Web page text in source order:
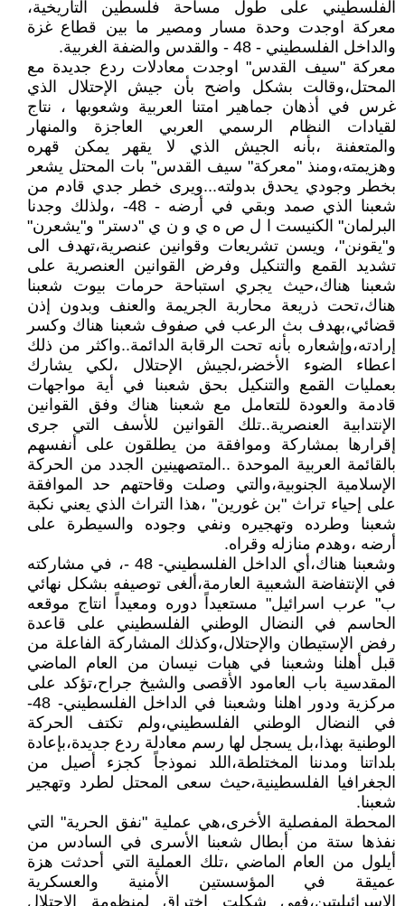
الفلسطيني على طول مساحة فلسطين التاريخية،
معركة اوجدت وحدة مسار ومصير ما بين قطاع غزة
والداخل الفلسطيني - 48 - والقدس والضفة الغربية.
معركة "سيف القدس" اوجدت معادلات ردع جديدة مع
المحتل،وقالت بشكل واضح بأن جيش الإحتلال الذي
غرس في أذهان جماهير امتنا العربية وشعوبها ، نتاج
لقيادات النظام الرسمي العربي العاجزة والمنهار
والمتعفنة ،بأنه الجيش الذي لا يقهر يمكن قهره
وهزيمته،ومنذ "معركة" سيف القدس" بات المحتل يشعر
بخطر وجودي يحدق بدولته...ويرى خطر جدي قادم من
شعبنا الذي صمد وبقي في أرضه - 48- ،ولذلك وجدنا
البرلمان" الكنيست ا ل ص ه ي و ن ي "دستر" و"يشعرن"
و"يقونن"، ويسن تشريعات وقوانين عنصرية،تهدف الى
تشديد القمع والتنكيل وفرض القوانين العنصرية على
شعبنا هناك،حيث يجري استباحة حرمات بيوت شعبنا
هناك،تحت ذريعة محاربة الجريمة والعنف وبدون إذن
قضائي،بهدف بث الرعب في صفوف شعبنا هناك وكسر
إرادته،وإشعاره بأنه تحت الرقابة الدائمة..واكثر من ذلك
اعطاء الضوء الأخضر،لجيش الإحتلال ،لكي يشارك
بعمليات القمع والتنكيل بحق شعبنا في أية مواجهات
قادمة والعودة للتعامل مع شعبنا هناك وفق القوانين
الإنتدابية العنصرية..تلك القوانين للأسف التي جرى
إقرارها بمشاركة وموافقة من يطلقون على أنفسهم
بالقائمة العربية الموحدة ..المتصهينين الجدد من الحركة
الإسلامية الجنوبية،والتي وصلت وقاحتهم حد الموافقة
على إحياء تراث "بن غورين" ،هذا التراث الذي يعني نكبة
شعبنا وطرده وتهجيره ونفي وجوده والسيطرة على
أرضه ،وهدم منازله وقراه.
وشعبنا هناك،أي الداخل الفلسطيني- 48 -، في مشاركته
في الإنتفاضة الشعبية العارمة،ألغى توصيفه بشكل نهائي
ب" عرب اسرائيل" مستعيداً دوره ومعيداً انتاج موقعه
الحاسم في النضال الوطني الفلسطيني على قاعدة
رفض الإستيطان والإحتلال،وكذلك المشاركة الفاعلة من
قبل أهلنا وشعبنا في هبات نيسان من العام الماضي
المقدسية باب العامود الأقصى والشيخ جراح،تؤكد على
مركزية ودور اهلنا وشعبنا في الداخل الفلسطيني- 48-
في النضال الوطني الفلسطيني،ولم تكتف الحركة
الوطنية بهذا،بل يسجل لها رسم معادلة ردع جديدة،بإعادة
بلداتنا ومدننا المختلطة،اللد نموذجاً كجزء أصيل من
الجغرافيا الفلسطينية،حيث سعى المحتل لطرد وتهجير
شعبنا.
المحطة المفصلية الأخرى،هي عملية "نفق الحرية" التي
نفذها ستة من أبطال شعبنا الأسرى في السادس من
أيلول من العام الماضي ،تلك العملية التي أحدثت هزة
عميقة في المؤسستين الأمنية والعسكرية
الإسرائيليتين،فهي شكلت اختراق لمنظومة الإحتلال